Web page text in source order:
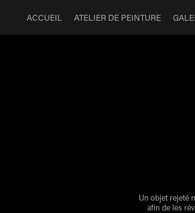
ACCUEIL ATELIER DE PEINTURE
Un objet rejeté
afin de les